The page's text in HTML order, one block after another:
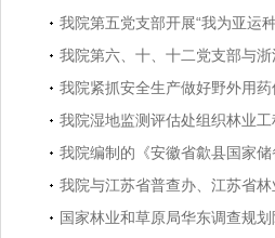
我院第五党支部开展“我为亚运
我院第六、十、十二党支部与
我院紧抓安全生产做好野外用
我院湿地监测评估处组织林业工
我院编制的《安徽省歙县国家
我院与江苏省普查办、江苏省
国家林业和草原局华东调查规